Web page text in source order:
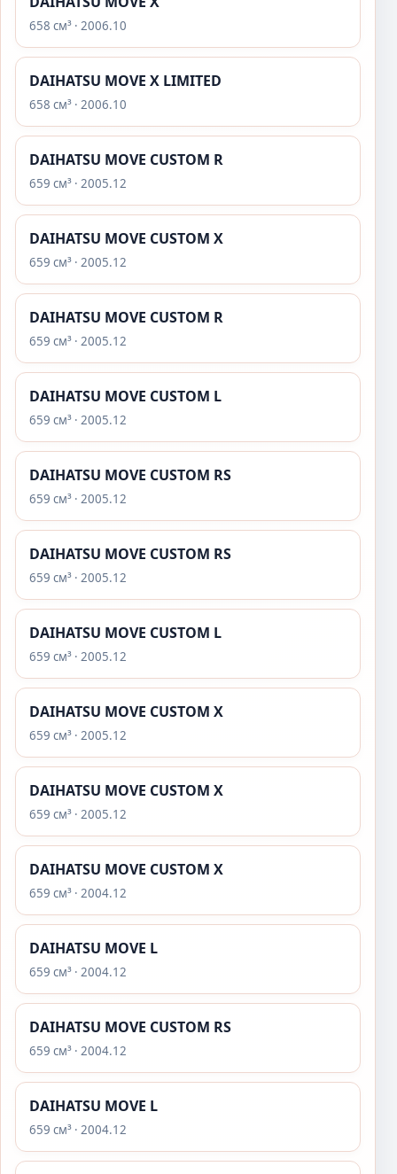
658 см³ · 2006.10
DAIHATSU MOVE X LIMITED
658 см³ · 2006.10
DAIHATSU MOVE CUSTOM R
659 см³ · 2005.12
DAIHATSU MOVE CUSTOM X
659 см³ · 2005.12
DAIHATSU MOVE CUSTOM R
659 см³ · 2005.12
DAIHATSU MOVE CUSTOM L
659 см³ · 2005.12
DAIHATSU MOVE CUSTOM RS
659 см³ · 2005.12
DAIHATSU MOVE CUSTOM RS
659 см³ · 2005.12
DAIHATSU MOVE CUSTOM L
659 см³ · 2005.12
DAIHATSU MOVE CUSTOM X
659 см³ · 2005.12
DAIHATSU MOVE CUSTOM X
659 см³ · 2005.12
DAIHATSU MOVE CUSTOM X
659 см³ · 2004.12
DAIHATSU MOVE L
659 см³ · 2004.12
DAIHATSU MOVE CUSTOM RS
659 см³ · 2004.12
DAIHATSU MOVE L
659 см³ · 2004.12